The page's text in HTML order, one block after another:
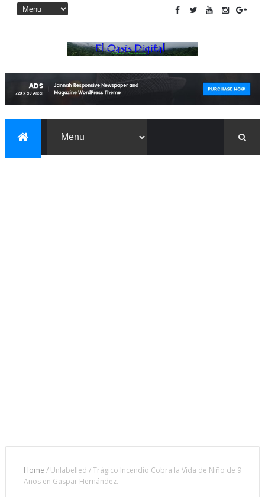
Home /Unlabelled /Trágico Incendio Cobra la Vida de Niño de 9
Años en Gaspar Hernández.